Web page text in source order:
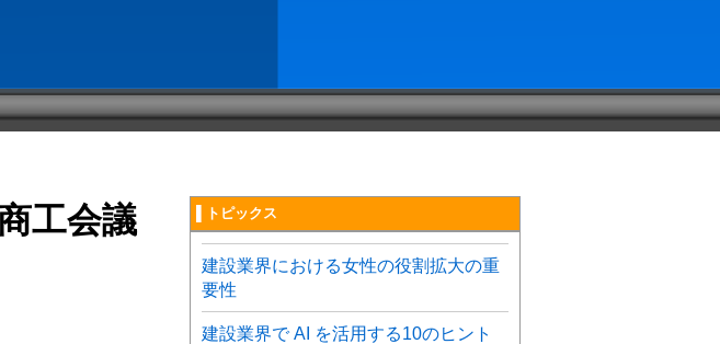
工会議
▌トピックス
建設業界における女性の役割拡大の重
要性
建設業界で AI を活用する10のヒント